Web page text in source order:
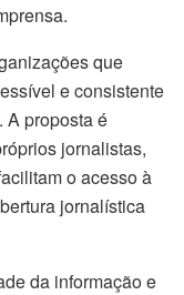
que
e consistente
A proposta é
jornalistas,
o acesso à
jornalística
da informação e